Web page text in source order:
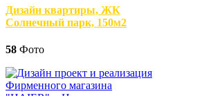
Дизайн квартиры, ЖК
Солнечный парк, 150м2
58 Фото